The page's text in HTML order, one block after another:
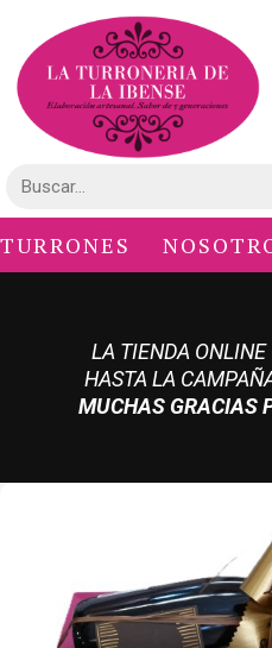
TURRONES
LA TIENDA ONLINE
HASTA LA
MUCHAS GRACIAS